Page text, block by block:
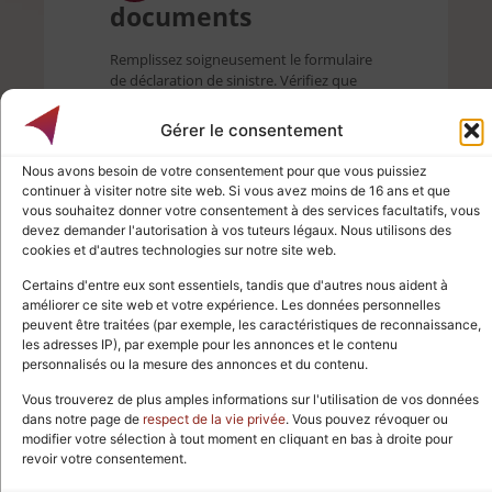
Gérer le consentement
Nous avons besoin de votre consentement pour que vous puissiez
continuer à visiter notre site web. Si vous avez moins de 16 ans et que
vous souhaitez donner votre consentement à des services facultatifs, vous
devez demander l'autorisation à vos tuteurs légaux. Nous utilisons des
cookies et d'autres technologies sur notre site web.
Certains d'entre eux sont essentiels, tandis que d'autres nous aident à
améliorer ce site web et votre expérience. Les données personnelles
peuvent être traitées (par exemple, les caractéristiques de reconnaissance,
les adresses IP), par exemple pour les annonces et le contenu
personnalisés ou la mesure des annonces et du contenu.
Vous trouverez de plus amples informations sur l'utilisation de vos données
dans notre page de respect de la vie privée. Vous pouvez révoquer ou
modifier votre sélection à tout moment en cliquant en bas à droite pour
revoir votre consentement.
documents
Remplissez soigneusement le formulaire
de déclaration de sinistre. Vérifiez que
bien indiquées : date, lieu, description
détaillée, et coordonnées témoins (s’il y
en a). Notre bureau d’assuranceest à
votre disposition pour vous aider dans
cette étape et éviter toute erreur.
4
Évaluer les